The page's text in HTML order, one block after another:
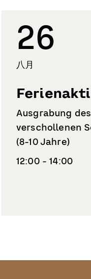
26
八月
Ausgrabung des
verschollenen
(8-10 Jahre)
12:00 - 14:00